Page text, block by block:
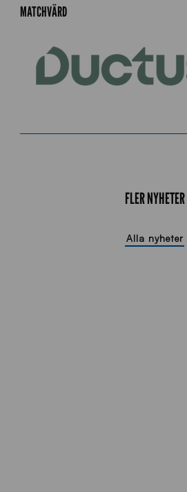
MATCHVÄRD
FLER NYHETER
Alla nyheter